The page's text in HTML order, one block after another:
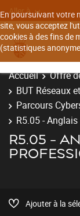
En poursuivant votre
site, vous acceptez
cookies à des fins de
(statistiques
Aller à
Accueil Offre
BUT Réseaux
Parcours
R5.05 -
R5.05 -
Ajouter à la